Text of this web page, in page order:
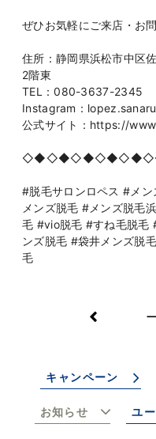
ぜひお気軽にご来店・お
住所：静岡県浜松市中区
2階東
TEL：080-3637-2345
Instagram：
公式サイト：https://
#脱毛サロンロペス #メ
メンズ脱毛 #メンズ脱毛
毛 #vio脱毛 #すね毛脱毛
ンズ脱毛 #袋井メンズ脱
毛
キャンペーン
お知らせ ユ